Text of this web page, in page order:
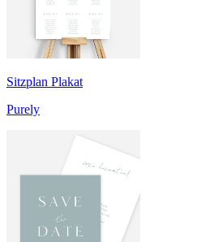
Sitzplan Plakat
Purely